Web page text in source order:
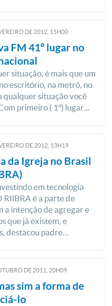
DE2012, 15H00
FM 41º lugar no
situação, é mais que um
escritório, na metrô, no
qualquer situação você
primeiro ( 1º) lugar...
DE2012, 13H19
da Igreja no Brasil
em tecnologia
é a parte de
a intenção de agregar e
que já existem, e
destacou padre...
DE2011, 20H09
sim a forma de
lo